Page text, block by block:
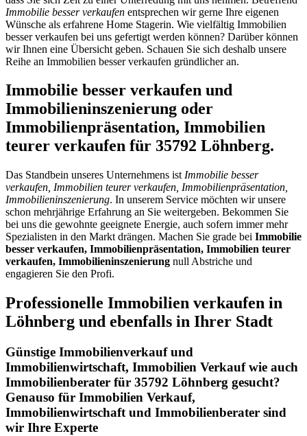
Immobilie besser verkaufen entsprechen wir gerne Ihre eigenen
Wünsche als erfahrene Home Stagerin. Wie vielfältig Immobilien
besser verkaufen bei uns gefertigt werden können? Darüber können
wir Ihnen eine Übersicht geben. Schauen Sie sich deshalb unsere
Reihe an Immobilien besser verkaufen gründlicher an.
Immobilie besser verkaufen und
Immobilieninszenierung oder
Immobilienpräsentation, Immobilien
teurer verkaufen für 35792 Löhnberg.
Das Standbein unseres Unternehmens ist Immobilie besser
verkaufen, Immobilien teurer verkaufen, Immobilienpräsentation,
Immobilieninszenierung. In unserem Service möchten wir unsere
schon mehrjährige Erfahrung an Sie weitergeben. Bekommen Sie
bei uns die gewohnte geeignete Energie, auch sofern immer mehr
Spezialisten in den Markt drängen. Machen Sie grade bei Immobilie
besser verkaufen, Immobilienpräsentation, Immobilien teurer
verkaufen, Immobilieninszenierung null Abstriche und
engagieren Sie den Profi.
Professionelle Immobilien verkaufen in
Löhnberg und ebenfalls in Ihrer Stadt
Günstige Immobilienverkauf und
Immobilienwirtschaft, Immobilien Verkauf wie auch
Immobilienberater für 35792 Löhnberg gesucht?
Genauso für Immobilien Verkauf,
Immobilienwirtschaft und Immobilienberater sind
wir Ihre Experte